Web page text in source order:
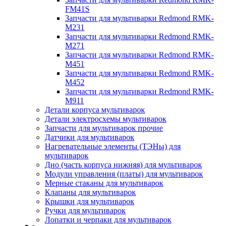
FM41S
Запчасти для мультиварки Redmond RMK-
M231
Запчасти для мультиварки Redmond RMK-
M271
Запчасти для мультиварки Redmond RMK-
M451
Запчасти для мультиварки Redmond RMK-
M452
Запчасти для мультиварки Redmond RMK-
M911
Детали корпуса мультиварок
Детали электросхемы мультиварок
Запчасти для мультиварок прочие
Датчики для мультиварок
Нагревательные элементы (ТЭНы) для
мультиварок
Дно (часть корпуса нижняя) для мультиварок
Модули управления (платы) для мультиварок
Мерные стаканы для мультиварок
Клапаны для мультиварок
Крышки для мультиварок
Ручки для мультиварок
Лопатки и черпаки для мультиварок